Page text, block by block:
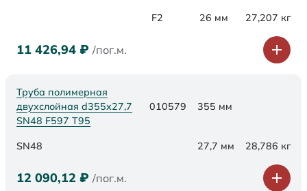
F2 26 мм 27,207 кг
11 426,94 ₽ /пог.м.
Труба полимерная
двухслойная d355х27,7
SN48 F597 Т95
010579 355 мм
SN48 27,7 мм 28,786 кг
12 090,12 ₽ /пог.м.